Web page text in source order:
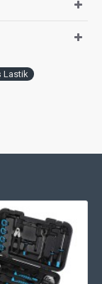
Lastik